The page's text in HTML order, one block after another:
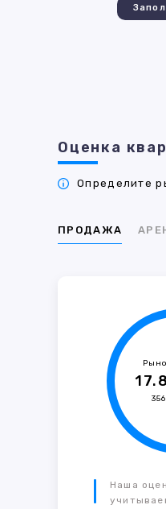
Оценка
Определите
ПРОДАЖА
Наша